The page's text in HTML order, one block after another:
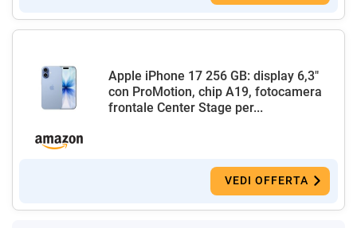
Apple iPhone 17 256 GB: display 6,3"
con ProMotion, chip A19, fotocamera
frontale Center Stage per...
VEDI OFFERTA